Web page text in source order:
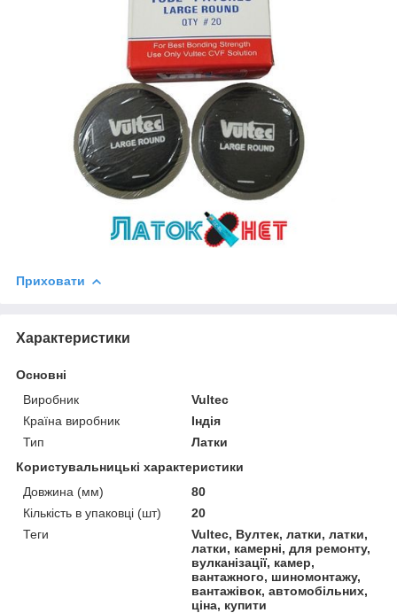
Приховати
Характеристики
Основні
Виробник
Vultec
Країна виробник
Індія
Тип
Латки
Користувальницькі характеристики
Довжина (мм)
80
Кількість в упаковці (шт)
20
Теги
Vultec, Вултек, латки, латки,
латки, камерні, для ремонту,
вулканізації, камер,
вантажного, шиномонтажу,
вантажівок, автомобільних,
ціна, купити